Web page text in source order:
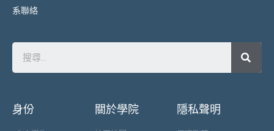
系聯絡
身份 關於學院 隱私聲明